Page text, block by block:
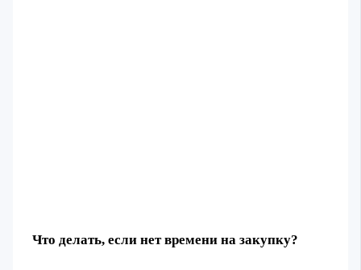
Что делать, если нет времени на закупку?